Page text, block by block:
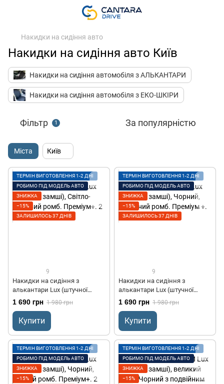
Накидки на сидіння авто
Накидки на сидіння авто Київ
Накидки на сидіння автомобіля з АЛЬКАНТАРИ
Накидки на сидіння автомобіля з ЕКО-ШКІРИ
Фільтр 1 За популярністю
Міста Київ
ТЕРМІН ВИГОТОВЛЕННЯ 1-2 ДНІ
РОБИМО ПІД МОДЕЛЬ АВТО
ЗНИЖКА
−15%
ЗАЛИШИЛОСЬ 37 ДНІВ
9
Накидки на сидіння з
алькантари Lux (штучної
замші), Світло-Бежевий ромб.
Преміум+. 2 передніх
1 690 грн 1 980 грн
Купити
ТЕРМІН ВИГОТОВЛЕННЯ 1-2 ДНІ
РОБИМО ПІД МОДЕЛЬ АВТО
ЗНИЖКА
−15%
ЗАЛИШИЛОСЬ 37 ДНІВ
9
Накидки на сидіння з
алькантари Lux (штучної
замші), Чорний, червоний
ромб. Преміум +. 2 передніх
1 690 грн 1 980 грн
Купити
ТЕРМІН ВИГОТОВЛЕННЯ 1-2 ДНІ
РОБИМО ПІД МОДЕЛЬ АВТО
ЗНИЖКА
−15%
ТЕРМІН ВИГОТОВЛЕННЯ 1-2 ДНІ
РОБИМО ПІД МОДЕЛЬ АВТО
ЗНИЖКА
−15%